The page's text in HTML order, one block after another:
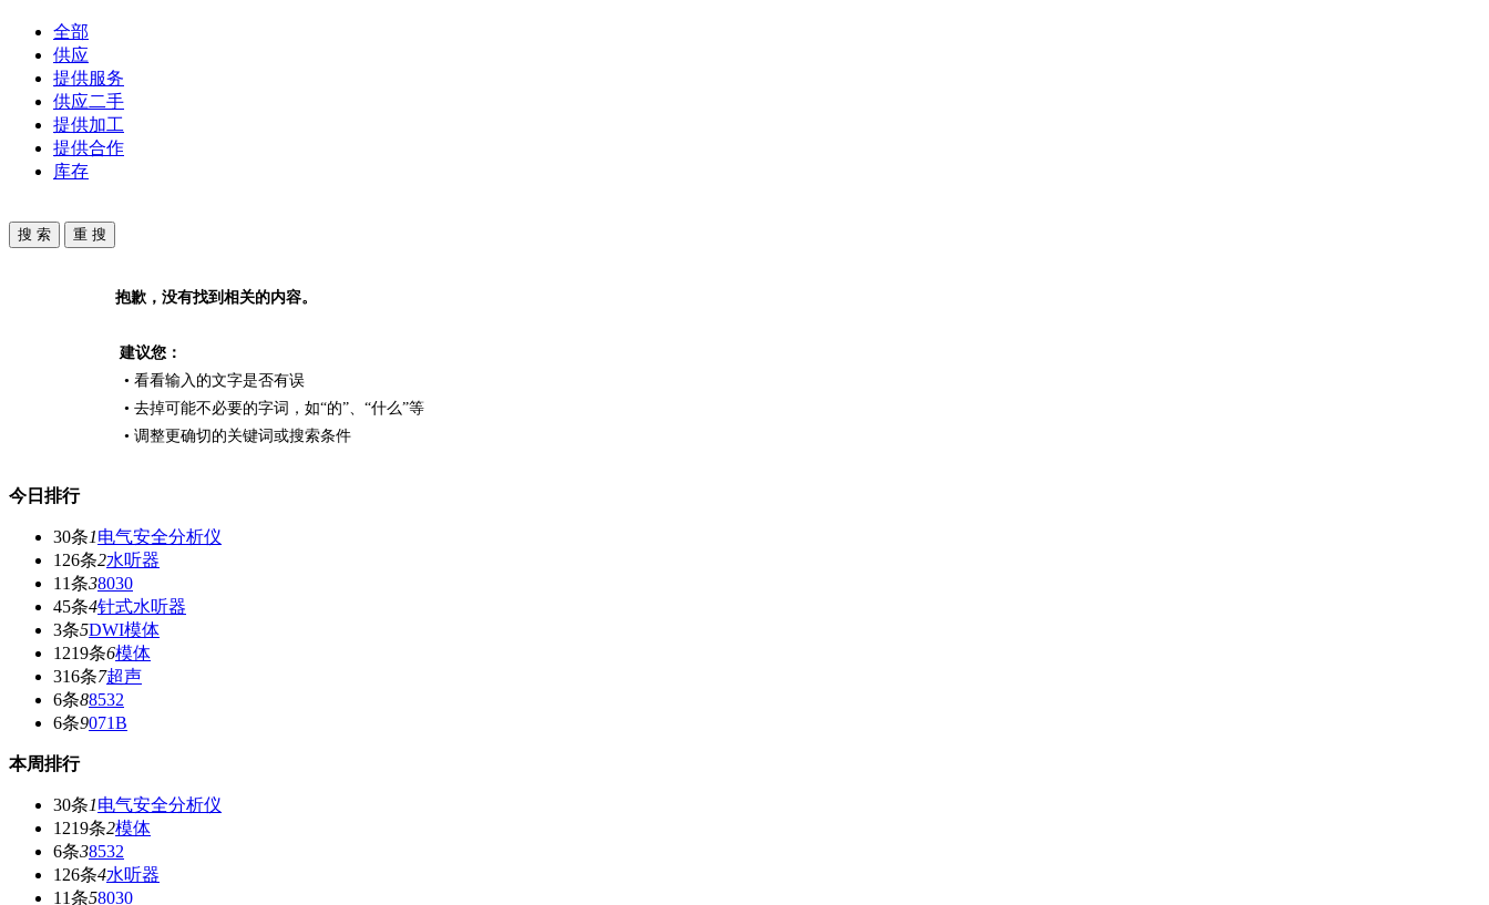
全部
供应
提供服务
供应二手
提供加工
提供合作
库存
抱歉，没有找到相关的内容。
建议您：
• 看看输入的文字是否有误
• 去掉可能不必要的字词，如“的”、“什么”等
• 调整更确切的关键词或搜索条件
今日排行
30条1电气安全分析仪
126条2水听器
11条38030
45条4针式水听器
3条5DWI模体
1219条6模体
316条7超声
6条88532
6条9071B
本周排行
30条1电气安全分析仪
1219条2模体
6条38532
126条4水听器
11条58030